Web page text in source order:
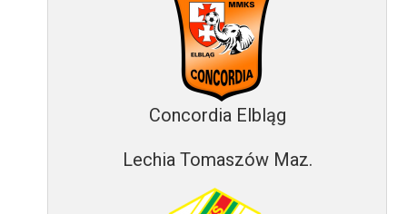
Concordia Elbląg
Lechia Tomaszów Maz.